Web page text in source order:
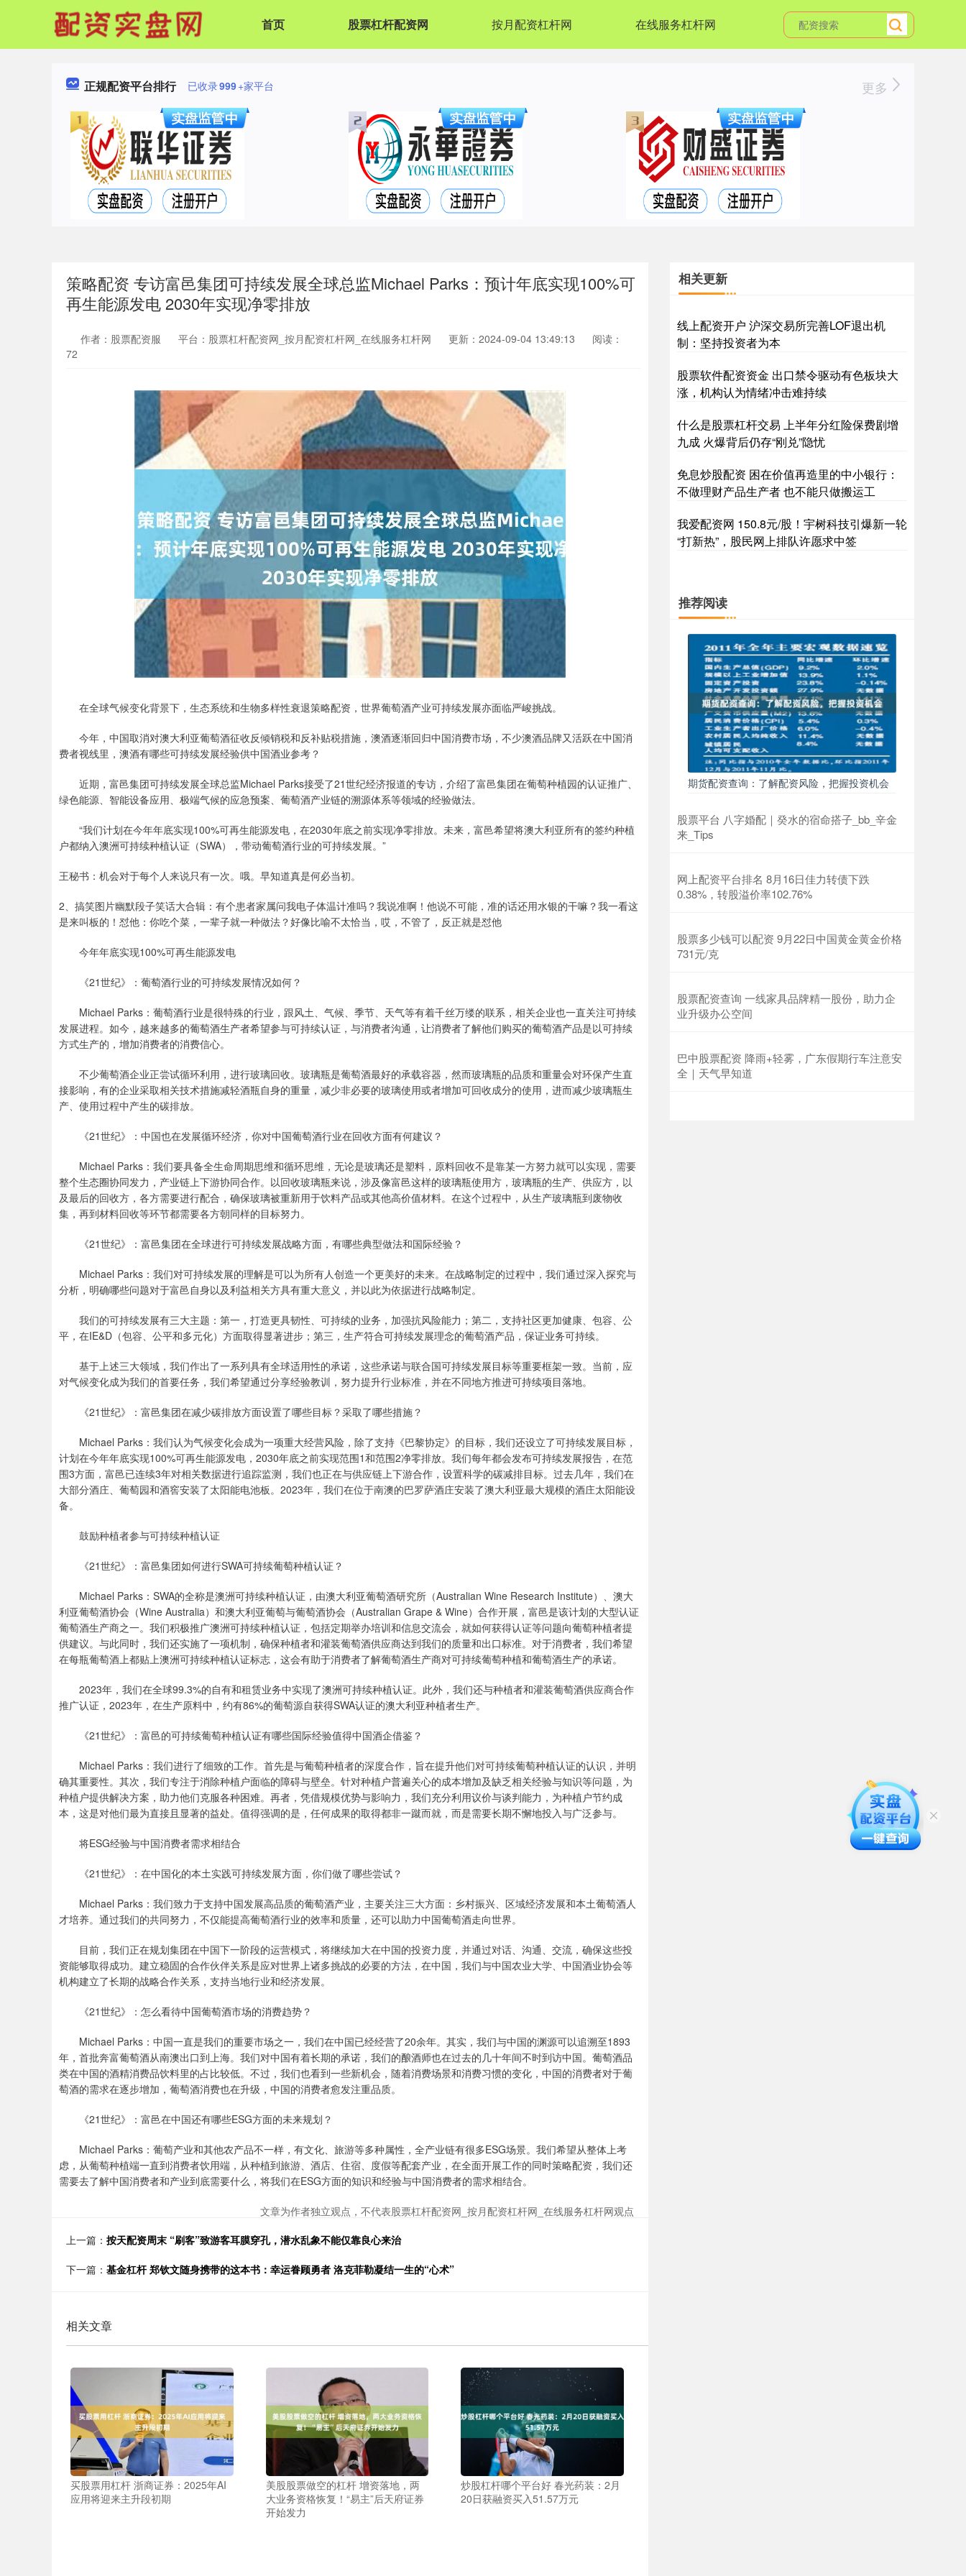
首页 股票杠杆配资网 按月配资杠杆网 在线服务杠杆网
正规配资平台排行 已收录999+家平台 更多
策略配资 专访富邑集团可持续发展全球总监Michael Parks：预计年底实现100%可
再生能源发电 2030年实现净零排放
作者：股票配资服 平台：股票杠杆配资网_按月配资杠杆网_在线服务杠杆网 更新：2024-09-04 13:49:13
阅读：
72
在全球气候变化背景下，生态系统和生物多样性衰退策略配资，世界葡萄酒产业可持续发展亦面临严峻挑战。
今年，中国取消对澳大利亚葡萄酒征收反倾销税和反补贴税措施，澳酒逐渐回归中国消费市场，不少澳酒品牌又活跃在中国消
费者视线里，澳酒有哪些可持续发展经验供中国酒业参考？
近期，富邑集团可持续发展全球总监Michael Parks接受了21世纪经济报道的专访，介绍了富邑集团在葡萄种植园的认证推广、
绿色能源、智能设备应用、极端气候的应急预案、葡萄酒产业链的溯源体系等领域的经验做法。
“我们计划在今年年底实现100%可再生能源发电，在2030年底之前实现净零排放。未来，富邑希望将澳大利亚所有的签约种植
户都纳入澳洲可持续种植认证（SWA），带动葡萄酒行业的可持续发展。”
王秘书：机会对于每个人来说只有一次。哦。早知道真是何必当初。
2、搞笑图片幽默段子笑话大合辑：有个患者家属问我电子体温计准吗？我说准啊！他说不可能，准的话还用水银的干嘛？我一看这
是来叫板的！怼他：你吃个菜，一辈子就一种做法？好像比喻不太恰当，哎，不管了，反正就是怼他
今年年底实现100%可再生能源发电
《21世纪》：葡萄酒行业的可持续发展情况如何？
Michael Parks：葡萄酒行业是很特殊的行业，跟风土、气候、季节、天气等有着千丝万缕的联系，相关企业也一直关注可持续
发展进程。如今，越来越多的葡萄酒生产者希望参与可持续认证，与消费者沟通，让消费者了解他们购买的葡萄酒产品是以可持续
方式生产的，增加消费者的消费信心。
不少葡萄酒企业正尝试循环利用，进行玻璃回收。玻璃瓶是葡萄酒最好的承载容器，然而玻璃瓶的品质和重量会对环保产生直
接影响，有的企业采取相关技术措施减轻酒瓶自身的重量，减少非必要的玻璃使用或者增加可回收成分的使用，进而减少玻璃瓶生
产、使用过程中产生的碳排放。
《21世纪》：中国也在发展循环经济，你对中国葡萄酒行业在回收方面有何建议？
Michael Parks：我们要具备全生命周期思维和循环思维，无论是玻璃还是塑料，原料回收不是靠某一方努力就可以实现，需要
整个生态圈协同发力，产业链上下游协同合作。以回收玻璃瓶来说，涉及像富邑这样的玻璃瓶使用方，玻璃瓶的生产、供应方，以
及最后的回收方，各方需要进行配合，确保玻璃被重新用于饮料产品或其他高价值材料。在这个过程中，从生产玻璃瓶到废物收
集，再到材料回收等环节都需要各方朝同样的目标努力。
《21世纪》：富邑集团在全球进行可持续发展战略方面，有哪些典型做法和国际经验？
Michael Parks：我们对可持续发展的理解是可以为所有人创造一个更美好的未来。在战略制定的过程中，我们通过深入探究与
分析，明确哪些问题对于富邑自身以及利益相关方具有重大意义，并以此为依据进行战略制定。
我们的可持续发展有三大主题：第一，打造更具韧性、可持续的业务，加强抗风险能力；第二，支持社区更加健康、包容、公
平，在IE&D（包容、公平和多元化）方面取得显著进步；第三，生产符合可持续发展理念的葡萄酒产品，保证业务可持续。
基于上述三大领域，我们作出了一系列具有全球适用性的承诺，这些承诺与联合国可持续发展目标等重要框架一致。当前，应
对气候变化成为我们的首要任务，我们希望通过分享经验教训，努力提升行业标准，并在不同地方推进可持续项目落地。
《21世纪》：富邑集团在减少碳排放方面设置了哪些目标？采取了哪些措施？
Michael Parks：我们认为气候变化会成为一项重大经营风险，除了支持《巴黎协定》的目标，我们还设立了可持续发展目标，
计划在今年年底实现100%可再生能源发电，2030年底之前实现范围1和范围2净零排放。我们每年都会发布可持续发展报告，在范
围3方面，富邑已连续3年对相关数据进行追踪监测，我们也正在与供应链上下游合作，设置科学的碳减排目标。过去几年，我们在
大部分酒庄、葡萄园和酒窖安装了太阳能电池板。2023年，我们在位于南澳的巴罗萨酒庄安装了澳大利亚最大规模的酒庄太阳能设
备。
鼓励种植者参与可持续种植认证
《21世纪》：富邑集团如何进行SWA可持续葡萄种植认证？
Michael Parks：SWA的全称是澳洲可持续种植认证，由澳大利亚葡萄酒研究所（Australian Wine Research Institute）、澳大
利亚葡萄酒协会（Wine Australia）和澳大利亚葡萄与葡萄酒协会（Australian Grape & Wine）合作开展，富邑是该计划的大型认证
葡萄酒生产商之一。我们积极推广澳洲可持续种植认证，包括定期举办培训和信息交流会，就如何获得认证等问题向葡萄种植者提
供建议。与此同时，我们还实施了一项机制，确保种植者和灌装葡萄酒供应商达到我们的质量和出口标准。对于消费者，我们希望
在每瓶葡萄酒上都贴上澳洲可持续种植认证标志，这会有助于消费者了解葡萄酒生产商对可持续葡萄种植和葡萄酒生产的承诺。
2023年，我们在全球99.3%的自有和租赁业务中实现了澳洲可持续种植认证。此外，我们还与种植者和灌装葡萄酒供应商合作
推广认证，2023年，在生产原料中，约有86%的葡萄源自获得SWA认证的澳大利亚种植者生产。
《21世纪》：富邑的可持续葡萄种植认证有哪些国际经验值得中国酒企借鉴？
Michael Parks：我们进行了细致的工作。首先是与葡萄种植者的深度合作，旨在提升他们对可持续葡萄种植认证的认识，并明
确其重要性。其次，我们专注于消除种植户面临的障碍与壁垒。针对种植户普遍关心的成本增加及缺乏相关经验与知识等问题，为
种植户提供解决方案，助力他们克服各种困难。再者，凭借规模优势与影响力，我们充分利用议价与谈判能力，为种植户节约成
本，这是对他们最为直接且显著的益处。值得强调的是，任何成果的取得都非一蹴而就，而是需要长期不懈地投入与广泛参与。
将ESG经验与中国消费者需求相结合
《21世纪》：在中国化的本土实践可持续发展方面，你们做了哪些尝试？
Michael Parks：我们致力于支持中国发展高品质的葡萄酒产业，主要关注三大方面：乡村振兴、区域经济发展和本土葡萄酒人
才培养。通过我们的共同努力，不仅能提高葡萄酒行业的效率和质量，还可以助力中国葡萄酒走向世界。
目前，我们正在规划集团在中国下一阶段的运营模式，将继续加大在中国的投资力度，并通过对话、沟通、交流，确保这些投
资能够取得成功。建立稳固的合作伙伴关系是应对世界上诸多挑战的必要的方法，在中国，我们与中国农业大学、中国酒业协会等
机构建立了长期的战略合作关系，支持当地行业和经济发展。
《21世纪》：怎么看待中国葡萄酒市场的消费趋势？
Michael Parks：中国一直是我们的重要市场之一，我们在中国已经经营了20余年。其实，我们与中国的渊源可以追溯至1893
年，首批奔富葡萄酒从南澳出口到上海。我们对中国有着长期的承诺，我们的酿酒师也在过去的几十年间不时到访中国。葡萄酒品
类在中国的酒精消费品饮料里的占比较低。不过，我们也看到一些新机会，随着消费场景和消费习惯的变化，中国的消费者对于葡
萄酒的需求在逐步增加，葡萄酒消费也在升级，中国的消费者愈发注重品质。
《21世纪》：富邑在中国还有哪些ESG方面的未来规划？
Michael Parks：葡萄产业和其他农产品不一样，有文化、旅游等多种属性，全产业链有很多ESG场景。我们希望从整体上考
虑，从葡萄种植端一直到消费者饮用端，从种植到旅游、酒店、住宿、度假等配套产业，在全面开展工作的同时策略配资，我们还
需要去了解中国消费者和产业到底需要什么，将我们在ESG方面的知识和经验与中国消费者的需求相结合。
文章为作者独立观点，不代表股票杠杆配资网_按月配资杠杆网_在线服务杠杆网观点
上一篇： 按天配资周末 “刷客”致游客耳膜穿孔，潜水乱象不能仅靠良心来治
下一篇： 基金杠杆 郑钦文随身携带的这本书：幸运眷顾勇者 洛克菲勒凝结一生的“心术”
相关文章
买股票用杠杆 浙商证券：2025年AI
应用将迎来主升段初期
美股股票做空的杠杆 增资落地，两
大业务资格恢复！“易主”后天府证券
开始发力
炒股杠杆哪个平台好 春光药装：2月
20日获融资买入51.57万元
相关更新
线上配资开户 沪深交易所完善LOF退出机
制：坚持投资者为本
股票软件配资资金 出口禁令驱动有色板块大
涨，机构认为情绪冲击难持续
什么是股票杠杆交易 上半年分红险保费剧增
九成 火爆背后仍存“刚兑”隐忧
免息炒股配资 困在价值再造里的中小银行：
不做理财产品生产者 也不能只做搬运工
我爱配资网 150.8元/股！宇树科技引爆新一轮
“打新热”，股民网上排队许愿求中签
推荐阅读
期货配资查询：了解配资风险，把握投资机会
股票平台 八字婚配｜癸水的宿命搭子_bb_辛金
来_Tips
网上配资平台排名 8月16日佳力转债下跌
0.38%，转股溢价率102.76%
股票多少钱可以配资 9月22日中国黄金黄金价格
731元/克
股票配资查询 一线家具品牌精一股份，助力企
业升级办公空间
巴中股票配资 降雨+轻雾，广东假期行车注意安
全｜天气早知道